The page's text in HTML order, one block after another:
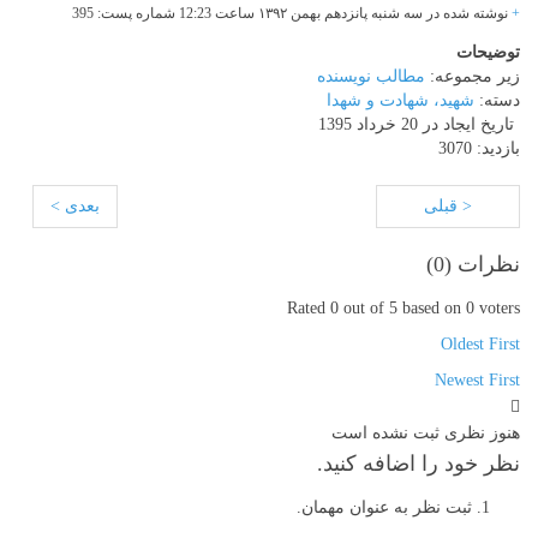
+ نوشته شده در سه شنبه پانزدهم بهمن ۱۳۹۲ ساعت 12:23 شماره پست: 395
توضیحات
زیر مجموعه: مطالب نویسنده
دسته: شهید، شهادت و شهدا
تاریخ ایجاد در 20 خرداد 1395
بازدید: 3070
< قبلی بعدی >
نظرات (0
)
Rated 0 out of 5 based on 0 voters
Oldest First
Newest First
هنوز نظری ثبت نشده است
نظر خود را اضافه کنید.
ثبت نظر به عنوان مهمان.